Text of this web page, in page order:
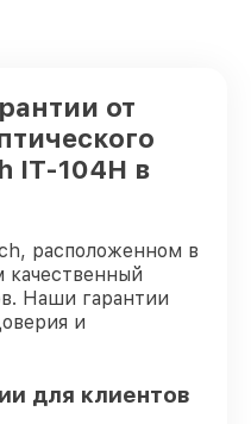
от
IT-104H в
расположенном в
Наши гарантии
и
для клиентов